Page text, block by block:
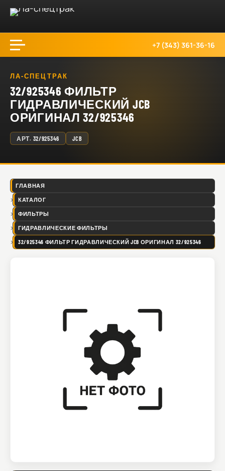
+7 (343) 361-36-16
ЛА-СПЕЦТРАК
32/925346 ФИЛЬТР
ГИДРАВЛИЧЕСКИЙ JCB
ОРИГИНАЛ 32/925346
АРТ. 32/925346 JCB
ГЛАВНАЯ
КАТАЛОГ
ФИЛЬТРЫ
ГИДРАВЛИЧЕСКИЕ ФИЛЬТРЫ
32/925346 ФИЛЬТР ГИДРАВЛИЧЕСКИЙ JCB ОРИГИНАЛ 32/925346